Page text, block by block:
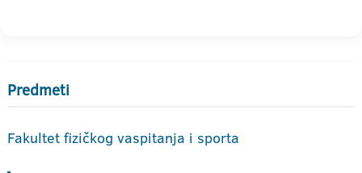
Predmeti
Fakultet fizičkog vaspitanja i sporta